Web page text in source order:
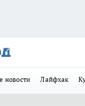
новости Лайфхак